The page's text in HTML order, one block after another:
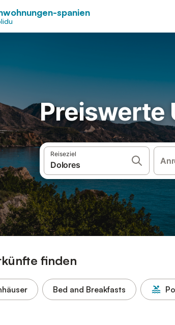
spanien
Preiswerte
Reiseziel
finden
Bed and Breakfasts